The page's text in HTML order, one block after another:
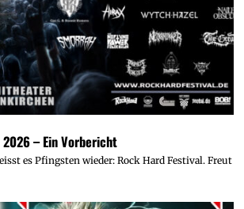
– Ein Vorbericht
es Pfingsten wieder: Rock Hard Festival. Freut